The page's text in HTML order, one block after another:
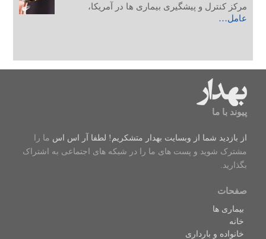
مرکز کنترل و پیشگیری بیماری ها در آمریکا،
عامل…
پیوند با ما
از بازدید شما از وبسایت بهدار متشکریم! لطفا آر اس اس ما را
مشترک شوید و پست های ما را در شبکه های اجتماعی به اشتراک
بگذارید.
صفحات
بیماری ها
خانه
خانواده و بارداری